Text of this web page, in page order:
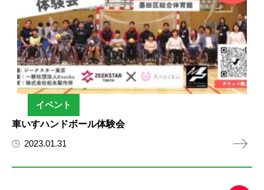
イベント
車いすハンドボール体験会
2023.01.31